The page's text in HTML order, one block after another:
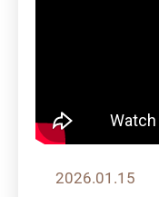
2026.01.15